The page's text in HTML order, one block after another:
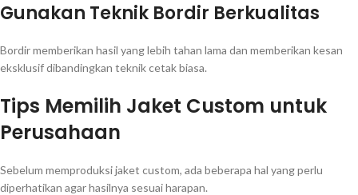
Gunakan Teknik Bordir Berkualitas
Bordir memberikan hasil yang lebih tahan lama dan memberikan kesan
eksklusif dibandingkan teknik cetak biasa.
Tips Memilih Jaket Custom untuk
Perusahaan
Sebelum memproduksi jaket custom, ada beberapa hal yang perlu
diperhatikan agar hasilnya sesuai harapan.